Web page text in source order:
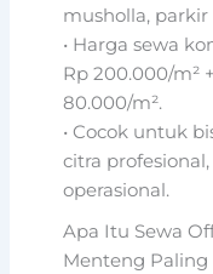
musholla, parkir
• Harga sewa
Rp 200.000/m²
80.000/m².
• Cocok untuk
citra
operasional.
Apa Itu Sewa
Menteng Paling